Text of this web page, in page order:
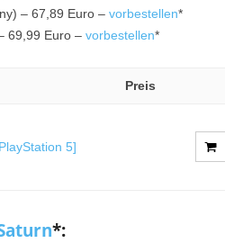
– 67,89 Euro – vorbestellen*
69,99 Euro – vorbestellen*
Preis
5]
*: